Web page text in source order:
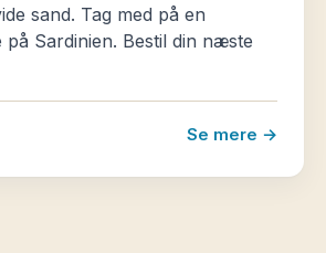
sand. Tag med på en
på Sardinien. Bestil din næste
Se mere →